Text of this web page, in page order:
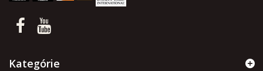
Kategórie